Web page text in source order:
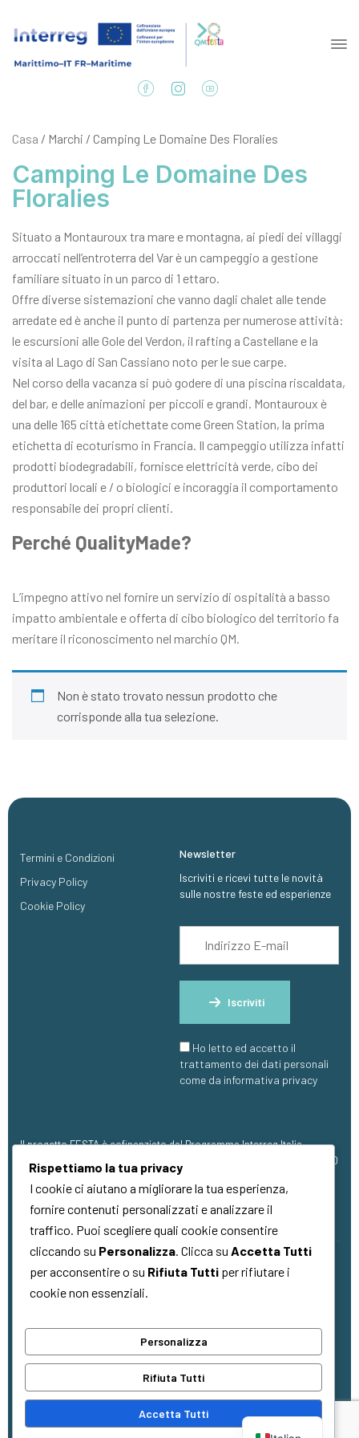
Casa / Marchi / Camping Le Domaine Des Floralies
Camping Le Domaine Des
Floralies
Situato a Montauroux tra mare e montagna, ai piedi dei villaggi
arroccati nell’entroterra del Var è un campeggio a gestione
familiare situato in un parco di 1 ettaro.
Offre diverse sistemazioni che vanno dagli chalet alle tende
arredate ed è anche il punto di partenza per numerose attività:
le escursioni alle Gole del Verdon, il rafting a Castellane e la
visita al Lago di San Cassiano noto per le sue carpe.
Nel corso della vacanza si può godere di una piscina riscaldata,
del bar, e delle animazioni per piccoli e grandi. Montauroux è
una delle 165 città etichettate come Green Station, la prima
etichetta di ecoturismo in Francia. Il campeggio utilizza infatti
prodotti biodegradabili, fornisce elettricità verde, cibo dei
produttori locali e / o biologici e incoraggia il comportamento
responsabile dei propri clienti.
Perché QualityMade?
L’impegno attivo nel fornire un servizio di ospitalità a basso
impatto ambientale e offerta di cibo biologico del territorio fa
meritare il riconoscimento nel marchio QM.
Non è stato trovato nessun prodotto che
corrisponde alla tua selezione.
Termini e Condizioni
Privacy Policy
Cookie Policy
Newsletter
Iscriviti e ricevi tutte le novità
sulle nostre feste ed esperienze
Iscriviti
Ho letto ed accetto il
trattamento dei dati personali
come da informativa privacy
Il progetto FESTA è cofinanziato dal Programma Interreg Italia-
Francia Marittimo 2021 – 2027, con finanziamento pari a €1.273.304,00
(FESR).
Copyright © 2026 Quality Made. Tutti i
diritti riservati
La cooperazione al cuore del
Mediterraneo
La coopération au cœur de la
Méditerranée
Rispettiamo la tua privacy
I cookie ci aiutano a migliorare la tua esperienza,
fornire contenuti personalizzati e analizzare il
traffico. Puoi scegliere quali cookie consentire
cliccando su Personalizza . Clicca su Accetta Tutti
per acconsentire o su Rifiuta Tutti per rifiutare i
cookie non essenziali.
Personalizza
Rifiuta Tutti
Accetta Tutti